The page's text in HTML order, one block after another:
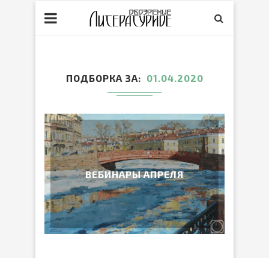
ПОДБОРКА ЗА 01.04.2020
ВЕБИНАРЫ АПРЕЛЯ